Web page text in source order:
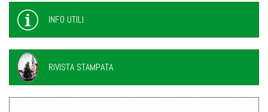
INFO UTILI
RIVISTA STAMPATA